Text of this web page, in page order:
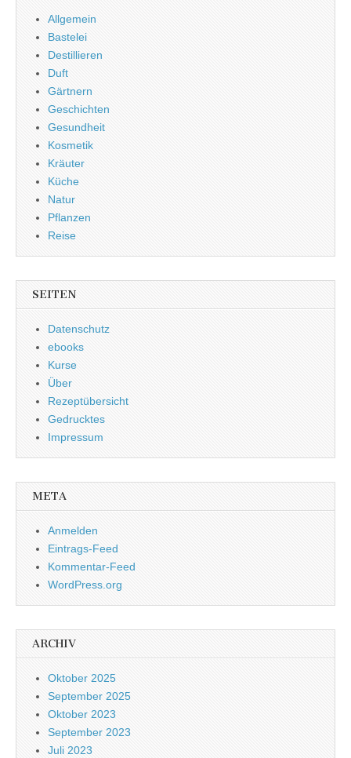
Allgemein
Bastelei
Destillieren
Duft
Gärtnern
Geschichten
Gesundheit
Kosmetik
Kräuter
Küche
Natur
Pflanzen
Reise
SEITEN
Datenschutz
ebooks
Kurse
Über
Rezeptübersicht
Gedrucktes
Impressum
META
Anmelden
Eintrags-Feed
Kommentar-Feed
WordPress.org
ARCHIV
Oktober 2025
September 2025
Oktober 2023
September 2023
Juli 2023